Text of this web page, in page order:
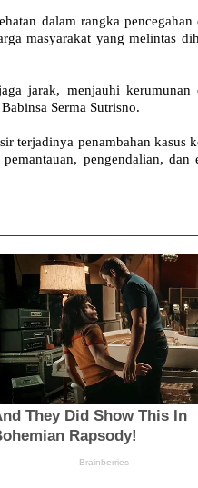
dalam rangka
masyarakat yang melintas
jarak, menjauhi
Serma Sutrisno.
terjadinya penambahan
pengendalian,